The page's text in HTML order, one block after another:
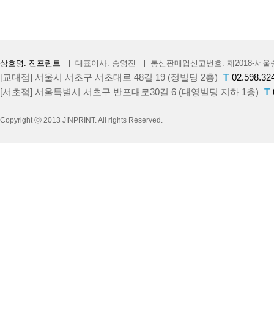
상호명: 진프린트 대표이사: 송영진 통신판매업신고번호: 제2018-서울
[교대점] 서울시 서초구 서초대로 48길 19 (정빌딩 2층) T
[서초점] 서울특별시 서초구 반포대로30길 6 (대영빌딩 지하 1층) T
Copyright ⓒ 2013 JINPRINT. All rights Reserved.